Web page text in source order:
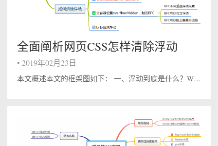
全面阐析网页CSS怎样清除浮动
• 2019年02月23日
本文概述本文的框架图如下： 一、浮动到底是什么？W3school中给出的浮动定义为**浮动的框可以向左或向右移动，直到它的外边缘碰到包含框或另一个浮动框的边框为止。**由于浮动框脱离文档的普通流中，所以文档的普通流中的块框表现得就像...